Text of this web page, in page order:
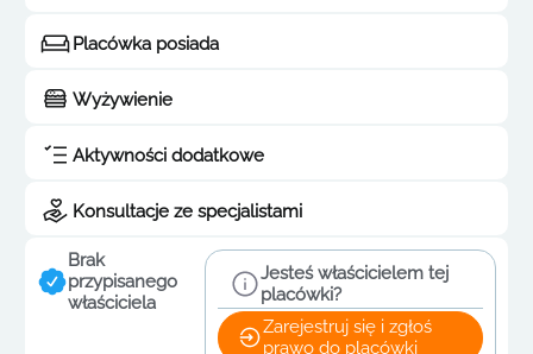
Placówka posiada
Wyżywienie
Aktywności dodatkowe
Konsultacje ze specjalistami
Brak
przypisanego
właściciela
Jesteś właścicielem tej
placówki?
Zarejestruj się i zgłoś
prawo do placówki